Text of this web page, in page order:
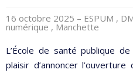
16 octobre 2025 – ESPUM ,
numérique , Manchette
L’École de santé publique
plaisir d’annoncer